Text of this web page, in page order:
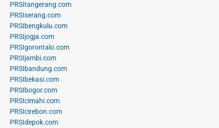
PRSItangerang.com
PRSIserang.com
PRSIbengkulu.com
PRSIjogja.com
PRSIgorontalo.com
PRSIjambi.com
PRSIbandung.com
PRSIbekasi.com
PRSIbogor.com
PRSIcimahi.com
PRSIcirebon.com
PRSIdepok.com